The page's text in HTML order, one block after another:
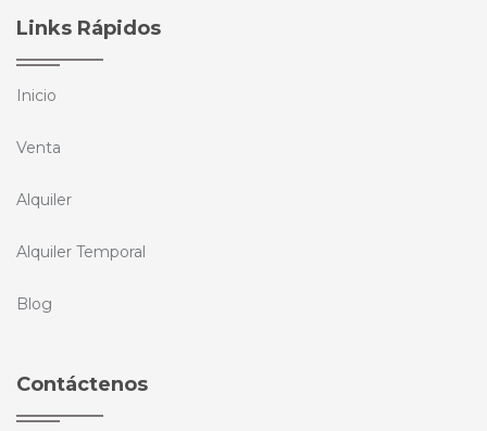
Links Rápidos
Inicio
Venta
Alquiler
Alquiler Temporal
Blog
Contáctenos